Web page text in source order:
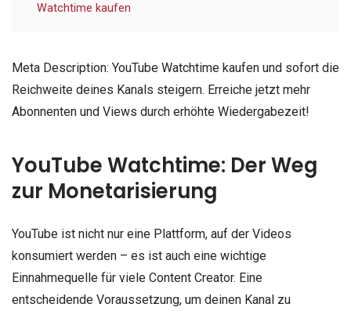
Watchtime kaufen
Meta Description: YouTube Watchtime kaufen und sofort die
Reichweite deines Kanals steigern. Erreiche jetzt mehr
Abonnenten und Views durch erhöhte Wiedergabezeit!
YouTube Watchtime: Der Weg
zur Monetarisierung
YouTube ist nicht nur eine Plattform, auf der Videos
konsumiert werden – es ist auch eine wichtige
Einnahmequelle für viele Content Creator. Eine
entscheidende Voraussetzung, um deinen Kanal zu